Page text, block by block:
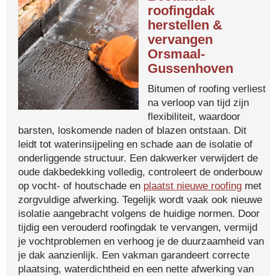
roofingdak
herstellen &
vervangen
Orsmaal-
Gussenhoven
Bitumen of roofing verliest
na verloop van tijd zijn
flexibiliteit, waardoor
barsten, loskomende naden of blazen ontstaan. Dit
leidt tot waterinsijpeling en schade aan de isolatie of
onderliggende structuur. Een dakwerker verwijdert de
oude dakbedekking volledig, controleert de onderbouw
op vocht- of houtschade en plaatst nieuwe roofing met
zorgvuldige afwerking. Tegelijk wordt vaak ook nieuwe
isolatie aangebracht volgens de huidige normen. Door
tijdig een verouderd roofingdak te vervangen, vermijd
je vochtproblemen en verhoog je de duurzaamheid van
je dak aanzienlijk. Een vakman garandeert correcte
plaatsing, waterdichtheid en een nette afwerking van